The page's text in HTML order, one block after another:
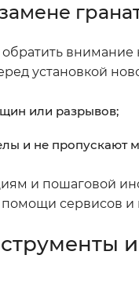
установкой
или разрывов;
и не пропускают
и пошаговой
сервисов и